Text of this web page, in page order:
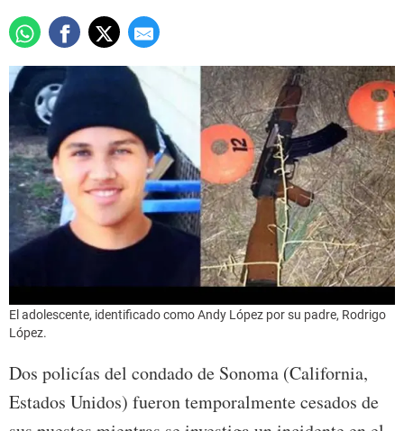
El adolescente, identificado como Andy López por su padre, Rodrigo
López.
Dos policías del condado de Sonoma (California,
Estados Unidos) fueron temporalmente cesados de